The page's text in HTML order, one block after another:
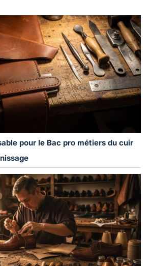
pour le Bac pro métiers du cuir